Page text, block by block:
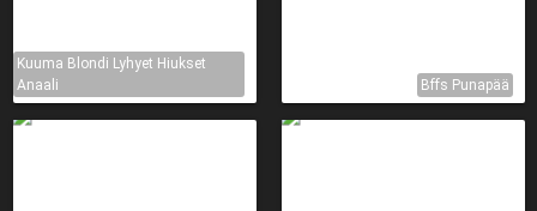
Kuuma Blondi Lyhyet Hiukset
Anaali
Bffs Punapää